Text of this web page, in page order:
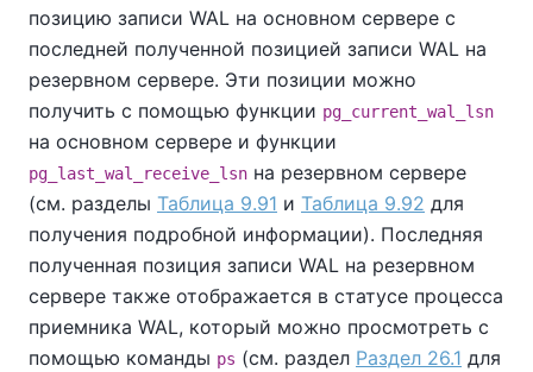
позицию записи WAL на основном сервере с
последней полученной позицией записи WAL на
резервном сервере. Эти позиции можно
получить с помощью функции pg_current_wal_lsn
на основном сервере и функции
pg_last_wal_receive_lsn на резервном сервере
(см. разделы Таблица 9.91 и Таблица 9.92 для
получения подробной информации). Последняя
полученная позиция записи WAL на резервном
сервере также отображается в статусе процесса
приемника WAL, который можно просмотреть с
помощью команды ps (см. раздел Раздел 26.1 для